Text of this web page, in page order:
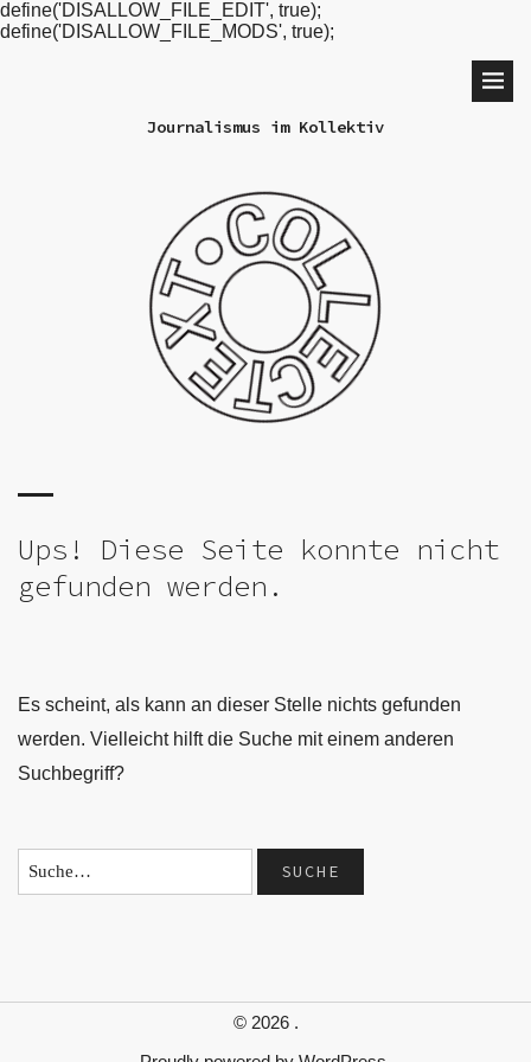
define('DISALLOW_FILE_EDIT', true);
define('DISALLOW_FILE_MODS', true);
Journalismus im Kollektiv
Ups! Diese Seite konnte nicht
gefunden werden.
Es scheint, als kann an dieser Stelle nichts gefunden
werden. Vielleicht hilft die Suche mit einem anderen
Suchbegriff?
© 2026 .